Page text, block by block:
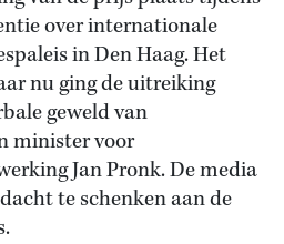
over internationale
in Den Haag. Het
nu ging de uitreiking
geweld van
minister voor
Jan Pronk. De media
te schenken aan de